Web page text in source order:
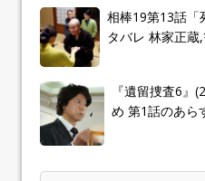
相棒19第13話「
タバレ 林家正
『遺留捜査6』
め 第1話のあら